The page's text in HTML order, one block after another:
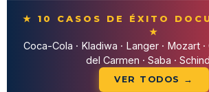
★ 10 CASOS DE ÉXITO
★
Coca-Cola · Kladiwa · Langer · Mozart ·
del Carmen · Saba ·
VER TODOS →